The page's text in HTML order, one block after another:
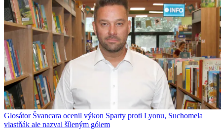
Glosátor Švancara ocenil výkon Sparty proti Lyonu, Suchomela
vlastňák ale nazval šíleným gólem